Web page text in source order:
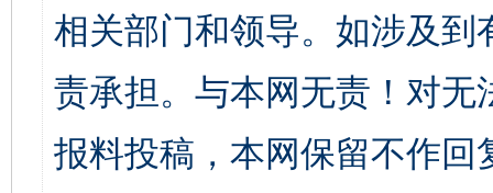
相关部门和领导。如涉及
责承担。与本网无责！对
报料投稿，本网保留不作